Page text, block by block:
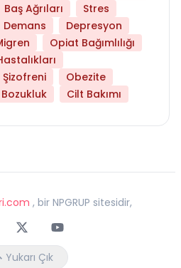
Baş Ağrıları
Stres
Demans
Depresyon
Opiat Bağımlılığı
Şizofreni
Obezite
Cilt Bakımı
, bir NPGRUP sitesidir,
TwitterYoutube
Yukarı Çık